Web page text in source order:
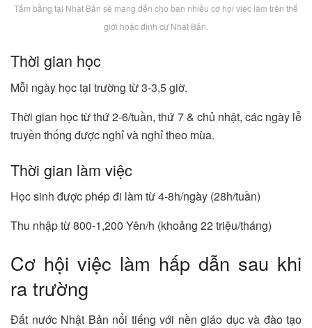
Tấm bằng tại Nhật Bản sẽ mang đến cho bạn nhiều cơ hội việc làm trên thế
giới hoặc định cư Nhật Bản.
Thời gian học
Mỗi ngày học tại trường từ 3-3,5 giờ.
Thời gian học từ thứ 2-6/tuần, thứ 7 & chủ nhật, các ngày lễ
truyền thống được nghỉ và nghỉ theo mùa.
Thời gian làm việc
Học sinh được phép đi làm từ 4-8h/ngày (28h/tuần)
Thu nhập từ 800-1,200 Yên/h (khoảng 22 triệu/tháng)
Cơ hội việc làm hấp dẫn sau khi
ra trường
Đất nước Nhật Bản nổi tiếng với nền giáo dục và đào tạo